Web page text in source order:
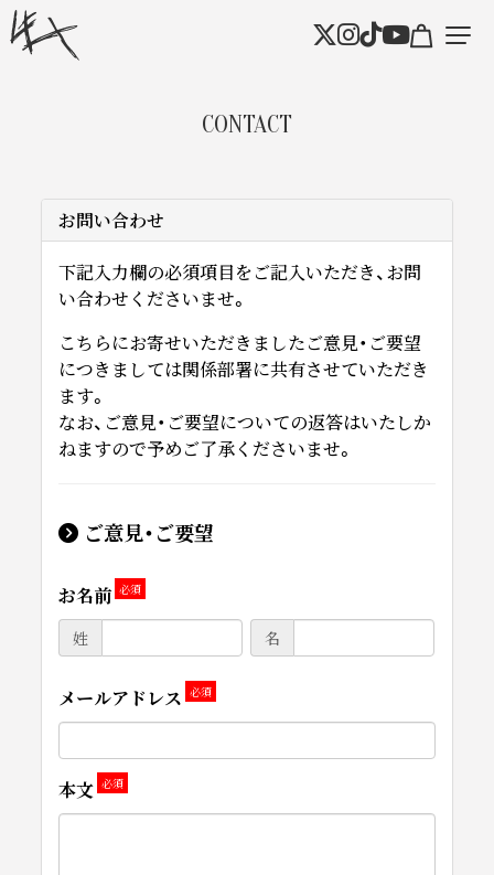
CONTACT
お問い合わせ
下記入力欄の必須項目をご記入いただき、お問
い合わせくださいませ。
こちらにお寄せいただきましたご意見・ご要望
につきましては関係部署に共有させていただき
ます。
なお、ご意見・ご要望についての返答はいたしか
ねますので予めご了承くださいませ。
ご意見・ご要望
お名前
姓 名
メールアドレス
本文